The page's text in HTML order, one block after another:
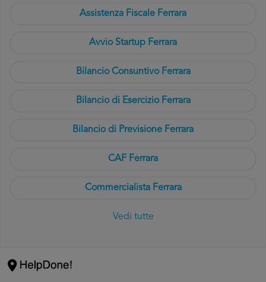
Assistenza Fiscale Ferrara
Avvio Startup Ferrara
Bilancio Consuntivo Ferrara
Bilancio di Esercizio Ferrara
Bilancio di Previsione Ferrara
CAF Ferrara
Commercialista Ferrara
Vedi tutte